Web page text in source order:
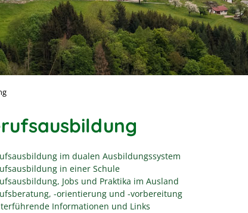
im dualen Ausbildungssystem
in einer Schule
Jobs und Praktika im Ausland
-orientierung und -vorbereitung
Informationen und Links